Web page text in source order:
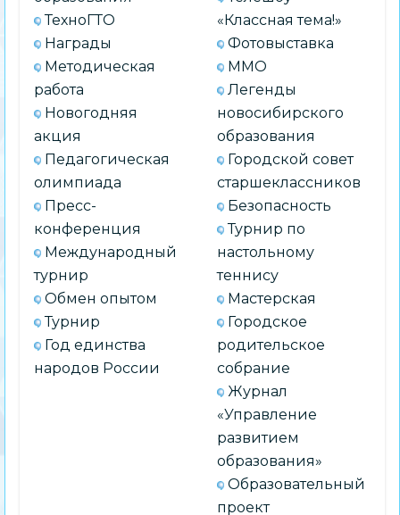
ТехноГТО
Награды
Методическая
работа
Новогодняя
акция
Педагогическая
олимпиада
Пресс-
конференция
Международный
турнир
Обмен опытом
Турнир
Год единства
народов России
«Классная тема!»
Фотовыставка
ММО
Легенды
новосибирского
образования
Городской совет
старшеклассников
Безопасность
Турнир по
настольному
теннису
Мастерская
Городское
родительское
собрание
Журнал
«Управление
развитием
образования»
Образовательный
проект